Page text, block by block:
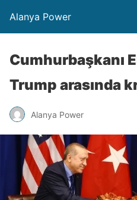
Alanya Power
Cumhurbaşkanı
Trump arasında
Alanya Power